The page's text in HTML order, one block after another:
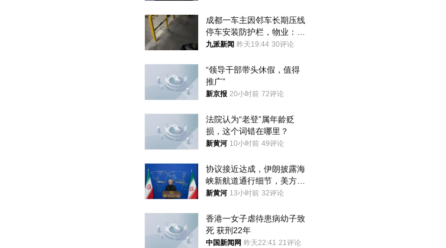
成都一车主因邻车长期压线
停车安装防护栏，物业：不
建议装护栏，也会影响自身
九派新闻 昨天19:44 30评论
“领导干部带头休假，值得
推广”
新京报 20小时前 72评论
法院认为“老登”属年龄贬
损，这个词错在哪里？
新黄河 10小时前 49评论
协议接近达成，伊朗披露海
峡新航道通行细节，美方再
提“倒计时”
新黄河 13小时前 32评论
香港一女子虐待患病幼子致
死 获刑22年
中国新闻网 昨天22:41 21评论